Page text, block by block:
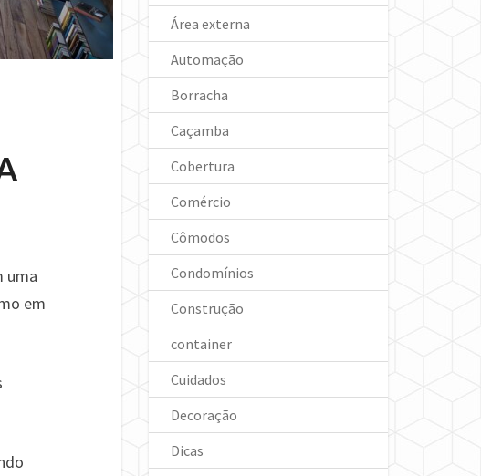
uma
em
Área externa
Automação
Borracha
Caçamba
Cobertura
Comércio
Cômodos
Condomínios
Construção
container
Cuidados
Decoração
Dicas